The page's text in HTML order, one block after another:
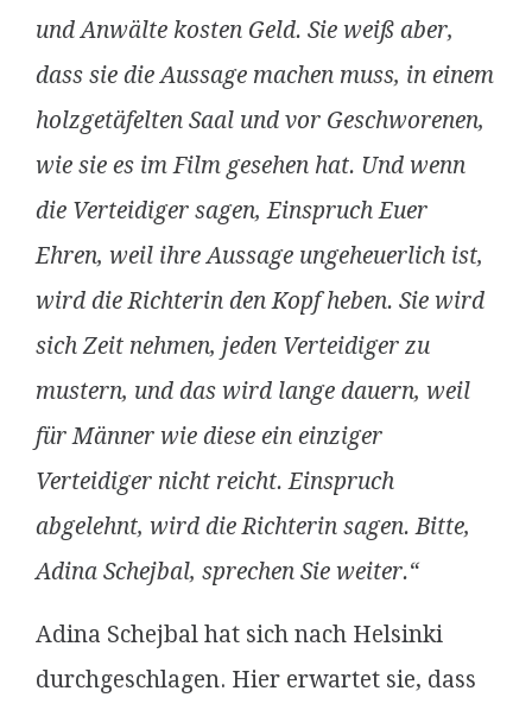
und Anwälte kosten Geld. Sie weiß aber,
dass sie die Aussage machen muss, in einem
holzgetäfelten Saal und vor Geschworenen,
wie sie es im Film gesehen hat. Und wenn
die Verteidiger sagen, Einspruch Euer
Ehren, weil ihre Aussage ungeheuerlich ist,
wird die Richterin den Kopf heben. Sie wird
sich Zeit nehmen, jeden Verteidiger zu
mustern, und das wird lange dauern, weil
für Männer wie diese ein einziger
Verteidiger nicht reicht. Einspruch
abgelehnt, wird die Richterin sagen. Bitte,
Adina Schejbal, sprechen Sie weiter.“
Adina Schejbal hat sich nach Helsinki
durchgeschlagen. Hier erwartet sie, dass